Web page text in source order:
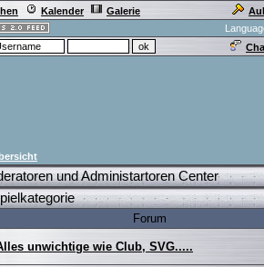
Kalender Galerie
und Administartoren Center
Forum
unwichtige wie Club, SVG.....